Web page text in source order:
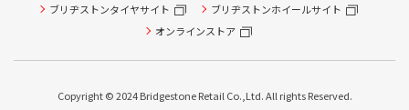
ブリヂストンタイヤサイト
ブリヂストンホイールサイト
オンラインストア
Copyright © 2024 Bridgestone Retail Co.,Ltd. All rights Reserved.
タイヤ点検・安全点検/タイヤ履き替え/オイル交換/その他
ピット作業の予約
本日のタイヤ履き替え順番待ち予約 ※クローク契約会員の